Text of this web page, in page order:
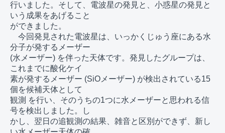
行いました。そして、電波星の発見と、小惑星の発見と
いう成果をあげること
ができました。
今回発見された電波星は、いっかくじゅう座にある水
分子が発するメーザー
(水メーザー) を伴った天体です。発見したグループは、
これまでに酸化ケイ
素が発するメーザー (SiOメーザー) が検出されている15
個を候補天体として
観測 を行い、そのうちの1つに水メーザーと思われる信
号を検出しました。し
かし、翌日の追観測の結果、雑音と区別ができず、新し